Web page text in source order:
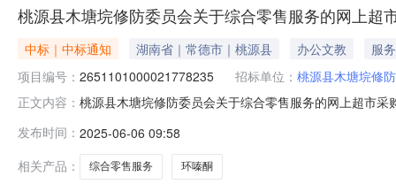
桃源县木塘垸修防委员会关于综合零售服务的网上超
中标｜中标通知 湖南省｜常德市｜桃源县 办公文教
服务
项目编号： 2651101000021778235 招标单位： 桃源县木塘垸修
正文内容： 桃源县木塘垸修防委员会关于综合零售服务的网上超市
政区划名称:湖南省常德市桃源县报价起止时间:-二、采
发布时间： 2025-06-06 09:58
相关产品：
综合零售服务 环嗪酮